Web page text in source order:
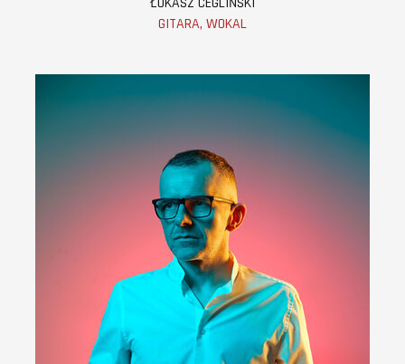
GITARA, WOKAL